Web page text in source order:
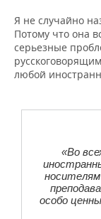
Я не случайно
Потому что она
серьезные
любой
«Во
носителям
особо